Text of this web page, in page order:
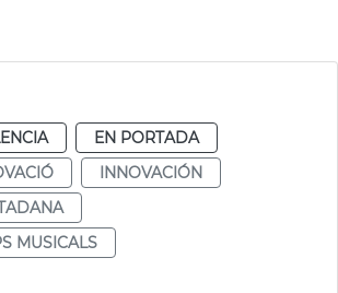
EN PORTADA
INNOVACIÓN
MUSICALS